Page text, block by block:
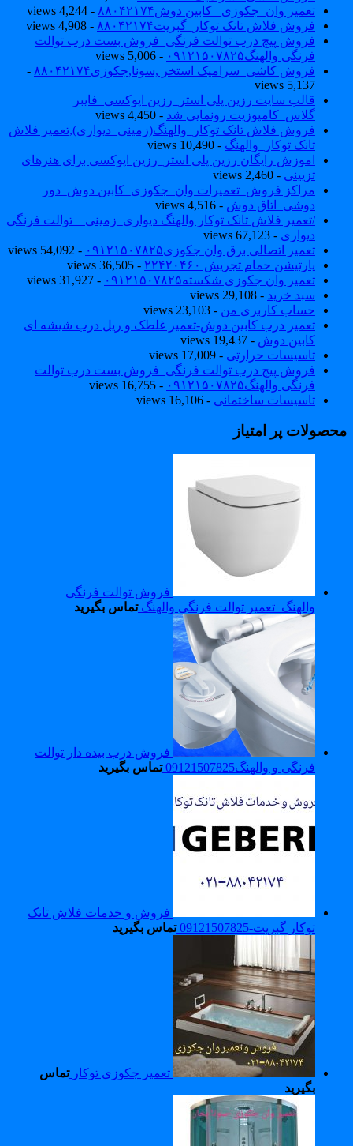
تعمیر وان_جکوزی_ کابین دوش۸۸۰۴۲۱۷۴
- 4,244 views
فروش فلاش تانک توکار_گبریت۸۸۰۴۲۱۷۴
- 4,908 views
فروش پیچ درب توالت فرنگی_فروش بست درب توالت
فرنگی والهنگ۰۹۱۲۱۵۰۷۸۲۵
- 5,006 views
فروش کاشی_سرامیک استخر ,سونا,جکوزی۸۸۰۴۲۱۷۴
-
5,137 views
قالب سایت رزین پلی استر_رزین اپوکسی_فایبر
گلاس_کامپوزیت رونمایی شد- 4,450 views
فروش فلاش تانک توکار_والهنگ(زمینی_دیواری),تعمیر فلاش
تانک توکار_والهنگ- 10,490 views
اموزش رایگان رزین پلی استر_رزین اپوکسی برای هنرهای
تزیینی- 2,460 views
مراکز فروش_تعمیرات وان_جکوزی_کابین دوش_دور
دوشی_اتاق دوش- 4,516 views
/تعمیر فلاش تانک توکار والهنگ دیواری_زمینی _ توالت فرنگی
دیواری - 67,123 views
تعمیر اتصالی برق وان جکوزی۰۹۱۲۱۵۰۷۸۲۵
- 54,092 views
پارتیشن حمام تجریش ۲۲۴۲۰۴۶۰
- 36,505 views
تعمیر وان جکوزی شکسته۰۹۱۲۱۵۰۷۸۲۵
- 31,927 views
سبد خرید - 29,108 views
حساب کاربری من- 23,103 views
تعمیر درب کابین دوش-تعمیر غلطک و ریل درب شیشه ای
کابین دوش- 19,437 views
تاسیسات حرارتی- 17,009 views
فروش پیچ درب توالت فرنگی_فروش بست درب توالت
فرنگی والهنگ۰۹۱۲۱۵۰۷۸۲۵
- 16,755 views
تاسیسات ساختمانی- 16,106 views
پر امتیاز
فروش توالت فرنگی
والهنگ_تعمیر توالت فرنگی والهنگ تماس بگیرید
فروش درب بیده دار توالت
فرنگی و والهنگ09121507825
تماس بگیرید
فروش و خدمات فلاش تانک
توکار گبریت-09121507825
تماس بگیرید
تعمیر جکوزی توکار تماس
بگیرید